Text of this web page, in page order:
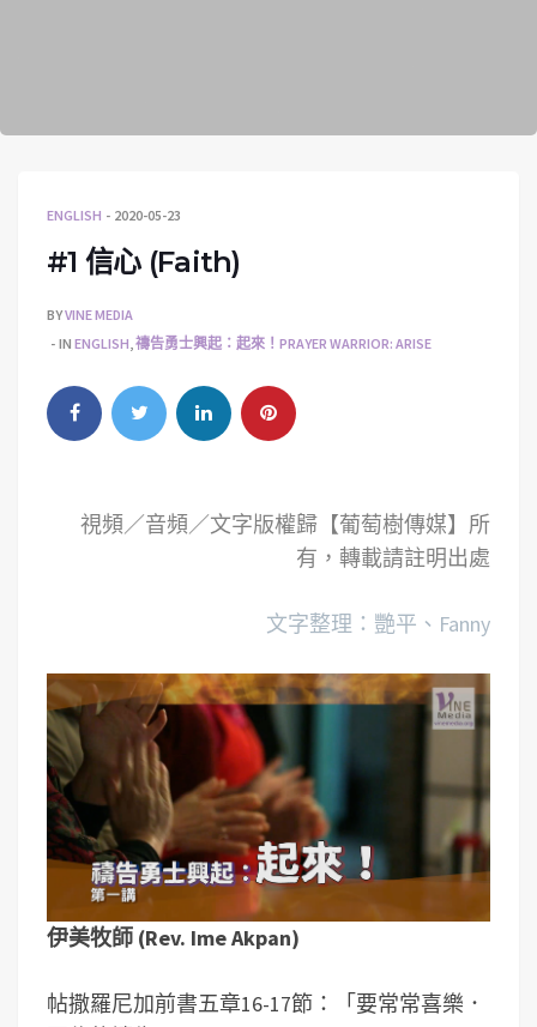
ENGLISH 2020-05-23
#1 信心 (Faith)
BYVINE MEDIA
IN ENGLISH,禱告勇士興起：起來！PRAYER WARRIOR: ARISE
視頻／音頻／文字版權歸【葡萄樹傳媒】所
有，轉載請註明出處
文字整理：艷平、Fanny
伊美牧師 (Rev. Ime Akpan)
帖撒羅尼加前書五章16-17節：「要常常喜樂．